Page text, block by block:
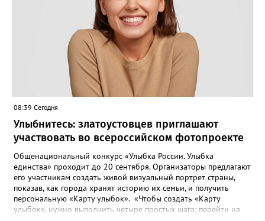
08:39 Сегодня
Улыбнитесь: златоустовцев приглашают
участвовать во всероссийском фотопроекте
Общенациональный конкурс «Улыбка России. Улыбка
единства» проходит до 20 сентября. Организаторы предлагают
его участникам создать живой визуальный портрет страны,
показав, как города хранят историю их семьи, и получить
персональную «Карту улыбок». «Чтобы создать «Карту
улыбок», нужно выполнить четыре простых шага: перейти на